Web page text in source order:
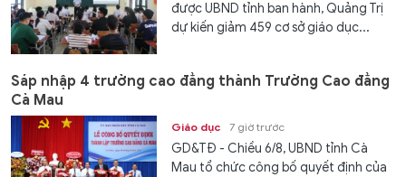
được UBND tỉnh ban hành, Quảng Trị
dự kiến giảm 459 cơ sở giáo dục...
Sáp nhập 4 trường cao đẳng thành Trường Cao đẳng
Cà Mau
Giáo dục 7 giờ trước
GD&TĐ - Chiều 6/8, UBND tỉnh Cà
Mau tổ chức công bố quyết định của